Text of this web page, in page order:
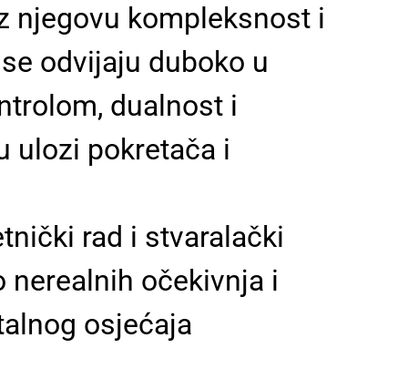
njegovu kompleksnost i
odvijaju duboko u
dualnost i
ulozi pokretača i
rad i stvaralački
očekivnja i
osjećaja